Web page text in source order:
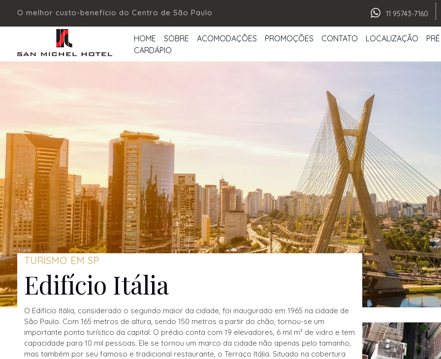
O melhor custo-benefício do Centro de São Paulo 11 95743-7160
San Michel Hotel
Hotel Econômico no Centro de SP
HOME SOBRE ACOMODAÇÕES PROMOÇÕES CONTATO LOCALIZAÇÃO
CARDÁPIO
TURISMO EM SP
Edifício Itália
O Edifício Itália, considerado o segundo maior da cidade, foi inaugurado em 1965 na cidade de
São Paulo. Com 165 metros de altura, sendo 150 metros a partir do chão, tornou-se um
importante ponto turístico da capital. O prédio conta com 19 elevadores, 6 mil m² de vidro e tem
capacidade para 10 mil pessoas. Ele se tornou um marco da cidade não apenas pelo tamanho,
mas também por seu famoso e tradicional restaurante, o Terraço Itália. Situado na cobertura